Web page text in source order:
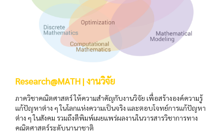
Research@MATH | งานวิจัย
ภาควิชาคณิตศาสตร์ ให้ความสำคัญกับงานวิจัย เพื่อสร้างองค์ความรู้
แก้ปัญหาต่าง ๆ ในโลกแห่งความเป็นจริง และตอบโจทย์การแก้ปัญหา
ต่าง ๆ ในสังคม รวมถึงตีพิมพ์เผยแพร่ผลงานในวารสารวิชาการทาง
คณิตศาสตร์ระดับนานาชาติ